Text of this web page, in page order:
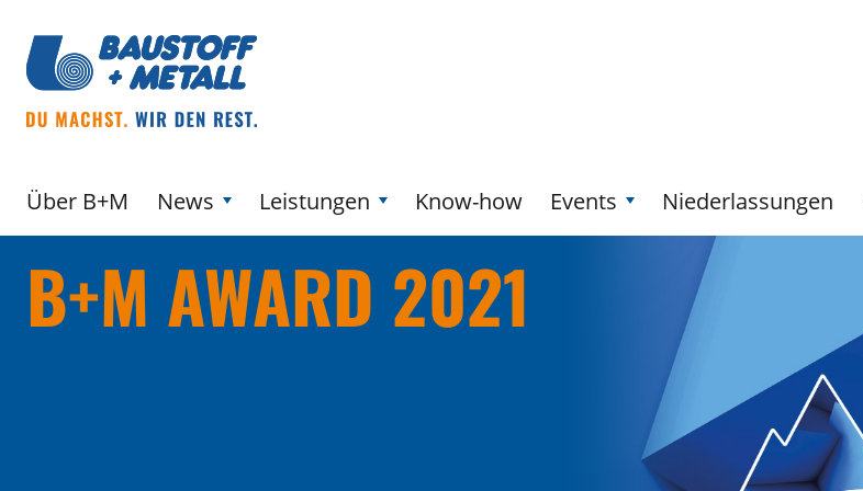
Über B+M News Leistungen Know-how Events Niederlassungen
B+M AWARD 2021